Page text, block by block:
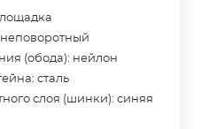
(обода): нейлон
сталь
слоя (шинки): синяя